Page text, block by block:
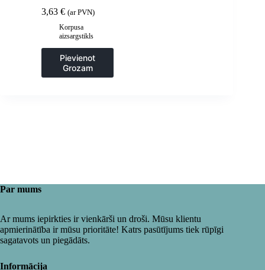
Pro / GT 3 / GT 3
Pro Full Glue 46 mm
– 2 gab.
3,63 € (ar PVN)
Korpusa
aizsargstikls
Pievienot
Grozam
Par mums
Ar mums iepirkties ir vienkārši un droši. Mūsu klientu
apmierinātība ir mūsu prioritāte! Katrs pasūtījums tiek rūpīgi
sagatavots un piegādāts.
Informācija